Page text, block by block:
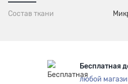
Состав ткани
Бесплатная
любой